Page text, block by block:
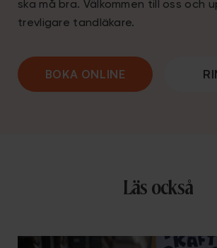
ska må bra. Välkommen till oss och
trevligare tandläkare.
BOKA ONLINE
Läs också